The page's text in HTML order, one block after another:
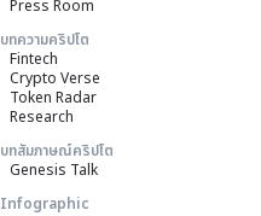
Press Room
บทความคริปโต
Fintech
Crypto Verse
Token Radar
Research
บทสัมภาษณ์คริปโต
Genesis Talk
Infographic